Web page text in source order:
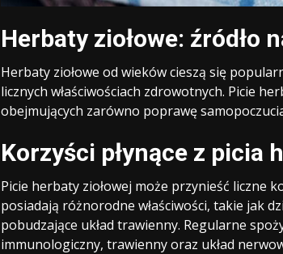
Herbaty ziołowe:
Herbaty ziołowe od wieków cieszą się
licznych właściwościach zdrowotnych. Picie
obejmujących zarówno poprawę
Korzyści płynące z picia
Picie herbaty ziołowej może przynieść liczne
posiadają różnorodne właściwości, takie jak
pobudzające układ trawienny. Regularne
immunologiczny, trawienny oraz układ